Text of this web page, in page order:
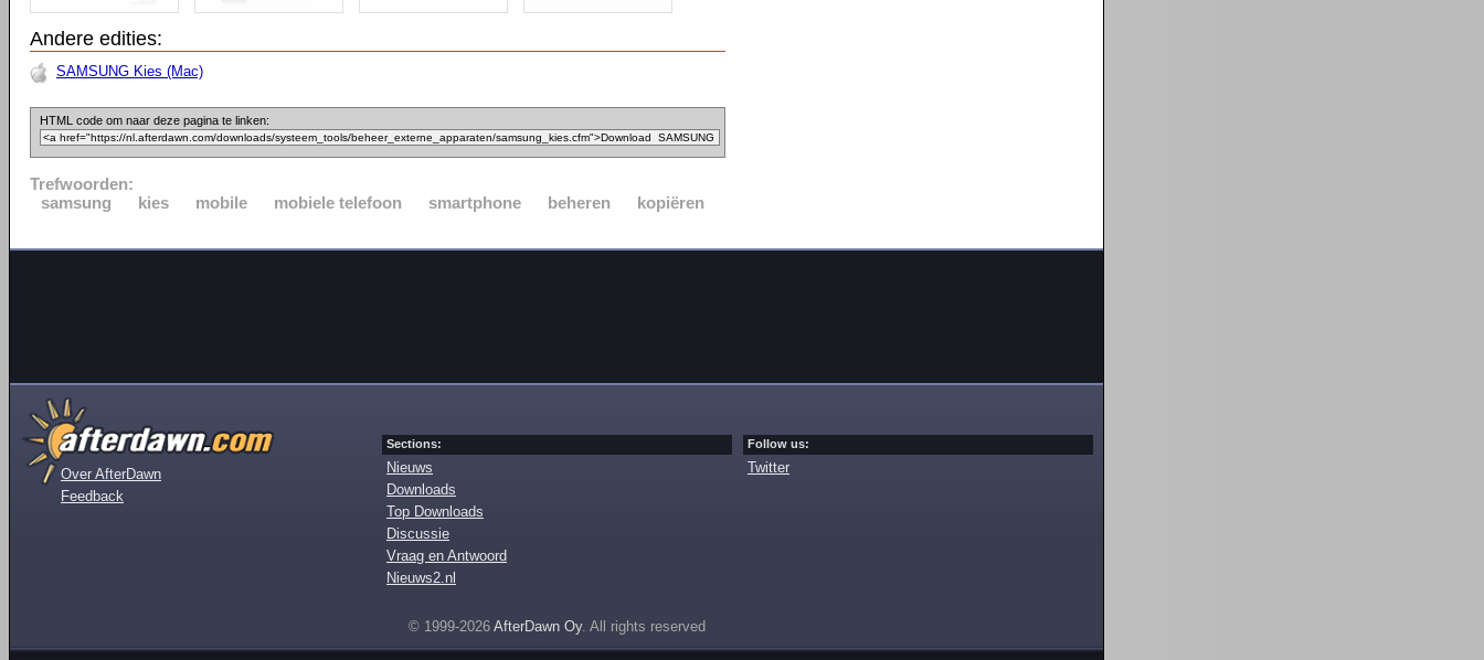
Andere edities:
SAMSUNG Kies (Mac)
HTML code om naar deze pagina te linken:
Trefwoorden:
samsung
kies mobile mobiele telefoon smartphone beheren kopiëren
Over AfterDawn
Feedback
Sections:
Nieuws
Downloads
Top Downloads
Discussie
Vraag en Antwoord
Nieuws2.nl
Follow us:
Twitter
© 1999-2026 AfterDawn Oy. All rights reserved